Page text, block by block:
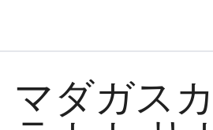
マダガス